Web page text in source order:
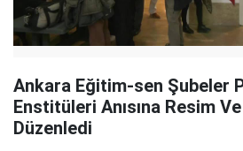
Ankara Eğitim-sen Şubeler
Enstitüleri Anısına Resim
Düzenledi